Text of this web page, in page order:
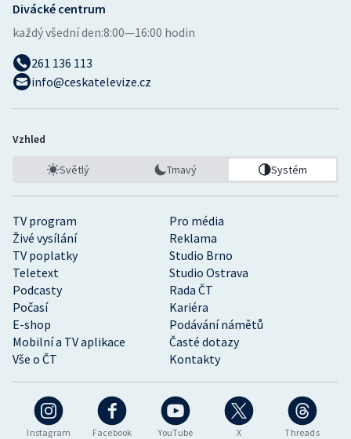
Instagram Facebook YouTube X Threads
TV program
Pro média
Živé vysílání
Reklama
TV poplatky
Studio Brno
Teletext
Studio Ostrava
Podcasty
Rada ČT
Počasí
Kariéra
E-shop
Podávání námětů
Mobilní a TV aplikace
Časté dotazy
Vše o ČT
Kontakty
Divácké centrum
každý všední den:8:00—16:00 hodin
261 136 113
info@ceskatelevize.cz
Vzhled
Světlý Tmavý Systém